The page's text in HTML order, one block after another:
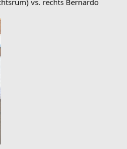
vs. rechts Bernardo